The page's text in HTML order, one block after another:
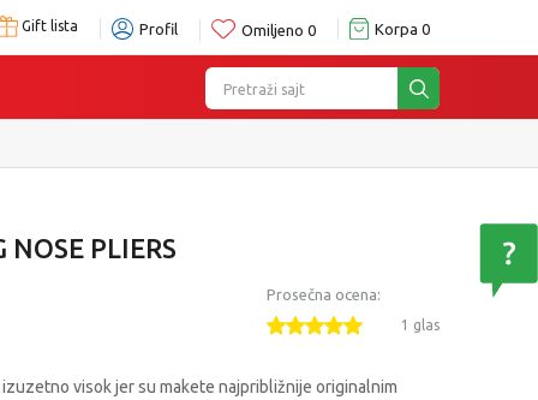
Gift lista Profil Omiljeno 0 Korpa 0
Pretraži sajt
NOSE PLIERS
Prosečna ocena:
1 glas
visok jer su makete najpribližnije originalnim